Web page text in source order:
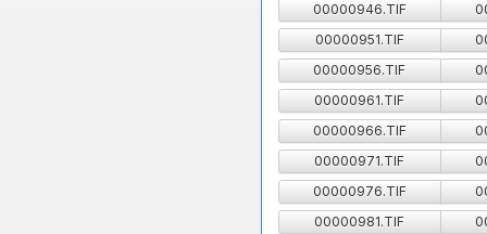
00000946.TIF
00000951.TIF
00000956.TIF
00000961.TIF
00000966.TIF
00000971.TIF
00000976.TIF
00000981.TIF